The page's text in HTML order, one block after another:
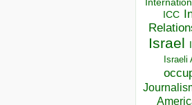
ICC
Israel
Israeli